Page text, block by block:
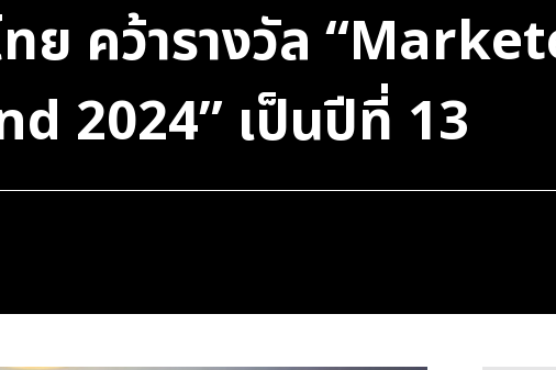
ทย คว้ารางวัล
2024” เป็นปีที่ 13